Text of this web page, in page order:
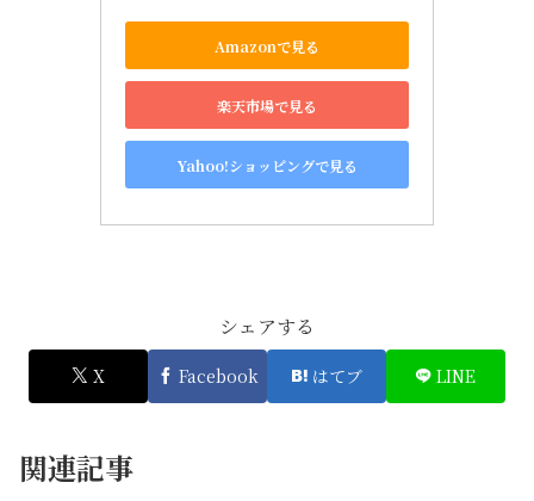
Amazonで見る
楽天市場で見る
Yahoo!ショッピングで見る
シェアする
X Facebook はてブ LINE
関連記事